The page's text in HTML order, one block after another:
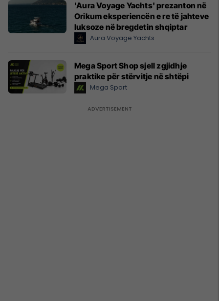
'Aura Voyage Yachts' prezanton në
Orikum eksperiencën e re të jahteve
luksoze në bregdetin shqiptar
Aura Voyage Yachts
Mega Sport Shop sjell zgjidhje
praktike për stërvitje në shtëpi
Mega Sport